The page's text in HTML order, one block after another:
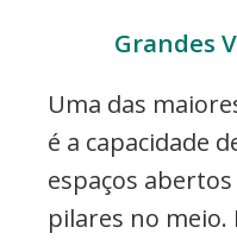
Grandes
Uma das
é a capacidade
espaços
pilares no